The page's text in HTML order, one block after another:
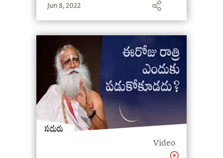
అంతే. అన్నీ కూడా ఈ మూడు శక్తుల
Jun 8, 2022
Video